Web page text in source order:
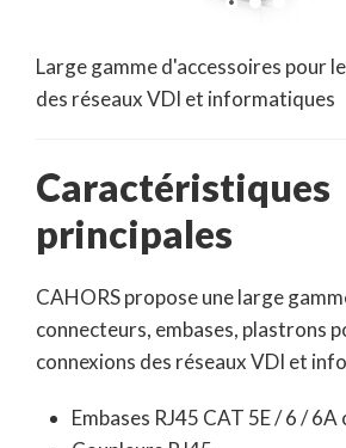
Large gamme d'accessoires pour
des réseaux VDI et informatiques
Caractéristiques
principales
CAHORS propose une large
connecteurs, embases, plastrons
connexions des réseaux VDI et
Embases RJ45 CAT 5E / 6 /